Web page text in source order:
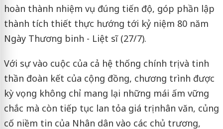
hoàn thành nhiệm vụ đúng tiến độ, góp phần lập
thành tích thiết thực hướng tới kỷ niệm 80 năm
Ngày Thương binh - Liệt sĩ (27/7).
Với sự vào cuộc của cả hệ thống chính trị và tinh
thần đoàn kết của cộng đồng, chương trình được
kỳ vọng không chỉ mang lại những mái ấm vững
chắc mà còn tiếp tục lan tỏa giá trị nhân văn, củng
cố niềm tin của Nhân dân vào các chủ trương,